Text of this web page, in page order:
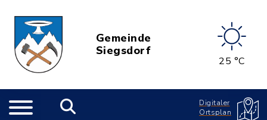
Gemeinde
Siegsdorf
25 °C
Digitaler
Ortsplan